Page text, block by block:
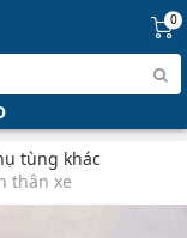
0
tùng khác
thân xe